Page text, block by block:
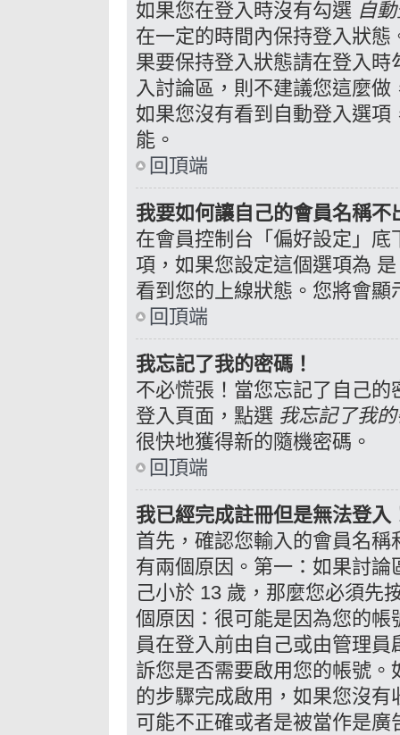
如果您在登入時沒有勾選 自
在一定的時間內保持登入狀
果要保持登入狀態請在登入
入討論區，則不建議您這麼
如果您沒有看到自動登入選
能。
回頂端
我要如何讓自己的會員名稱
在會員控制台「偏好設定」
項，如果您設定這個選項為 是
看到您的上線狀態。您將會顯
回頂端
我忘記了我的密碼！
不必慌張！當您忘記了自己
登入頁面，點選 我忘記了我
很快地獲得新的隨機密碼。
回頂端
我已經完成註冊但是無法登入
首先，確認您輸入的會員名
有兩個原因。第一：如果討
己小於 13 歲，那麼您必須先
個原因：很可能是因為您的
員在登入前由自己或由管理
訴您是否需要啟用您的帳號
的步驟完成啟用，如果您沒
可能不正確或者是被當作是